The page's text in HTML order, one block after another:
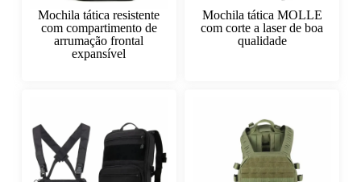
Mochila tática resistente
com compartimento de
arrumação frontal
expansível
Mochila tática MOLLE
com corte a laser de boa
qualidade